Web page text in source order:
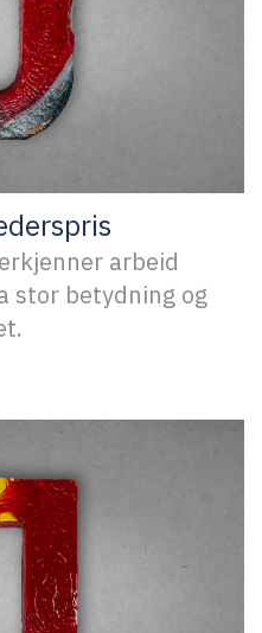
arbeid
stor betydning og